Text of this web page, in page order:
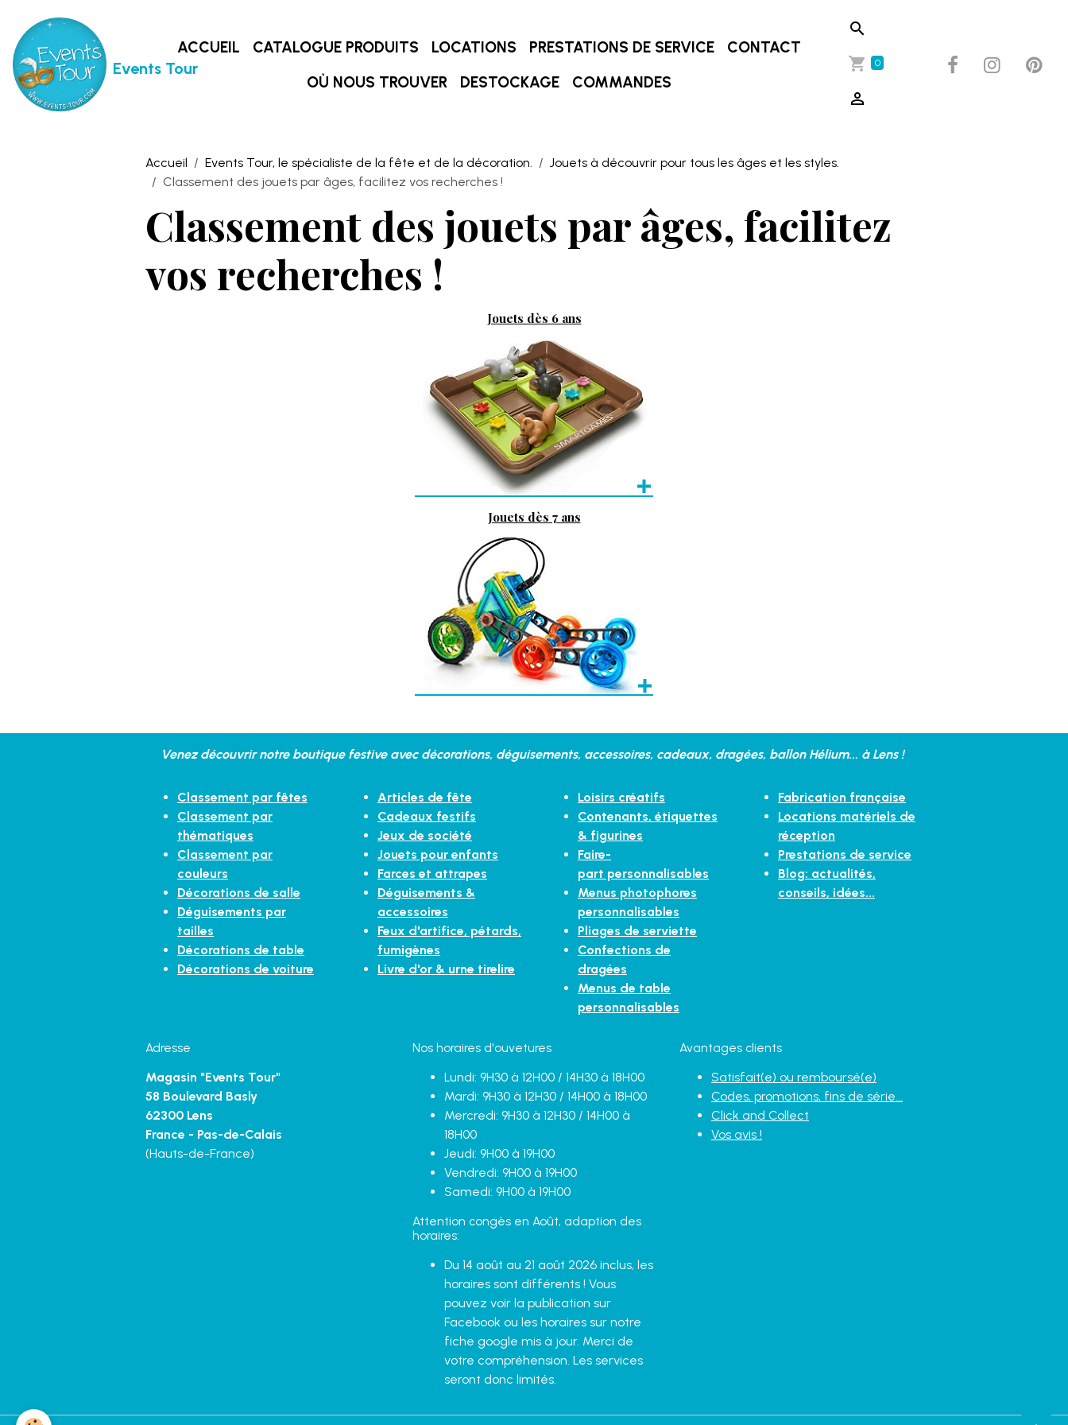
Events Tour
ACCUEIL CATALOGUE PRODUITS LOCATIONS PRESTATIONS DE SERVICE
CONTACT
OÙ NOUS TROUVER
DESTOCKAGE COMMANDES
0
Accueil Events Tour, le spécialiste de la fête et de la décoration.
Jouets à découvrir pour tous les âges et les styles.
Classement des jouets par âges, facilitez vos recherches !
Classement des jouets par âges, facilitez
vos recherches !
Jouets dès 6 ans
Jouets dès 7 ans
Venez découvrir notre boutique festive avec décorations, déguisements, accessoires, cadeaux, dragées, ballon Hélium... à Lens !
Classement par fêtes
Classement par
thématiques
Classement par
couleurs
Décorations de salle
Déguisements par
tailles
Décorations de table
Décorations de voiture
Articles de fête
Cadeaux festifs
Jeux de société
Jouets pour enfants
Farces et attrapes
Déguisements &
accessoires
Feux d'artifice, pétards,
fumigènes
Livre d'or & urne tirelire
Loisirs créatifs
Contenants, étiquettes
& figurines
Faire-
part personnalisables
Menus photophores
personnalisables
Pliages de serviette
Confections de
dragées
Menus de table
personnalisables
Fabrication française
Locations matériels de
réception
Prestations de service
Blog: actualités,
conseils, idées...
Adresse
Magasin "Events Tour"
58 Boulevard Basly
62300 Lens
France - Pas-de-Calais
(Hauts-de-France)
Nos horaires d'ouvetures
Lundi: 9H30 à 12H00 / 14H30 à 18H00
Mardi: 9H30 à 12H30 / 14H00 à 18H00
Mercredi: 9H30 à 12H30 / 14H00 à
18H00
Jeudi: 9H00 à 19H00
Vendredi: 9H00 à 19H00
Samedi: 9H00 à 19H00
Attention congès en Août, adaption des
horaires:
Du 14 août au 21 août 2026 inclus, les
horaires sont différents ! Vous
pouvez voir la publication sur
Facebook ou les horaires sur notre
fiche google mis à jour. Merci de
votre compréhension. Les services
seront donc limités.
Avantages clients
Satisfait(e) ou remboursé(e)
Codes, promotions, fins de série...
Click and Collect
Vos avis !